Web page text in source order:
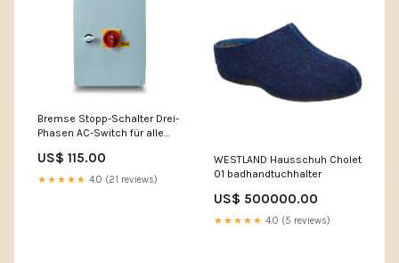
Bremse Stopp-Schalter Drei-
Phasen AC-Switch für alle
US$ 115.00
★★★★★ 4.0 (21 reviews)
WESTLAND Hausschuh Cholet
01 badhandtuchhalter
US$ 500000.00
★★★★★ 4.0 (5 reviews)